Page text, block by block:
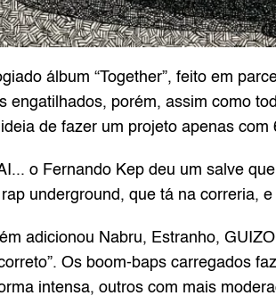
álbum “Together”, feito em
engatilhados, porém, assim como
de fazer um projeto apenas
o Fernando Kep deu um salve
underground, que tá na correria,
adicionou Nabru, Estranho,
Os boom-baps carregados
intensa, outros com mais